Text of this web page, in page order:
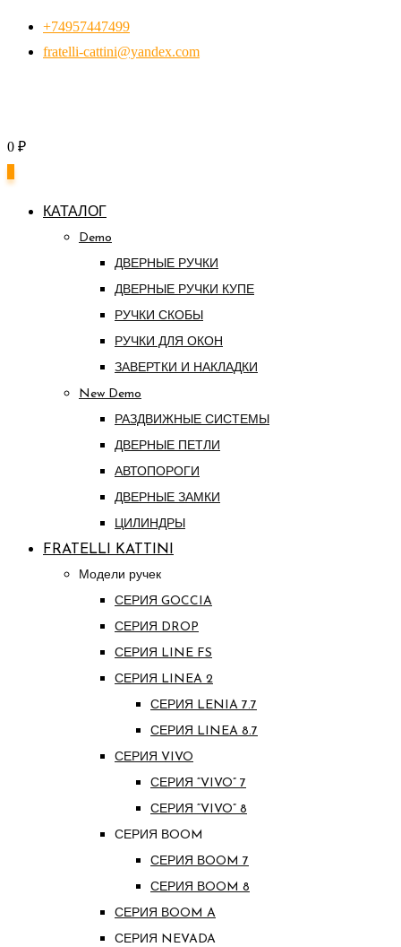
Перейти+74957447499
fratelli-cattini@yandex.com
0 ₽
КАТАЛОГ
Demo
ДВЕРНЫЕ РУЧКИ
ДВЕРНЫЕ РУЧКИ КУПЕ
РУЧКИ СКОБЫ
РУЧКИ ДЛЯ ОКОН
ЗАВЕРТКИ И НАКЛАДКИ
New Demo
РАЗДВИЖНЫЕ СИСТЕМЫ
ДВЕРНЫЕ ПЕТЛИ
АВТОПОРОГИ
ДВЕРНЫЕ ЗАМКИ
ЦИЛИНДРЫ
FRATELLI KATTINI
Модели ручек
СЕРИЯ GOCCIA
СЕРИЯ DROP
СЕРИЯ LINE FS
СЕРИЯ LINEA 2
СЕРИЯ LENIA 7.7
СЕРИЯ LINEA 8.7
СЕРИЯ VIVO
СЕРИЯ “VIVO” 7
СЕРИЯ “VIVO” 8
СЕРИЯ ВOOM
СЕРИЯ ВOOM 7
СЕРИЯ ВOOM 8
СЕРИЯ ВOOM A
СЕРИЯ NEVADA